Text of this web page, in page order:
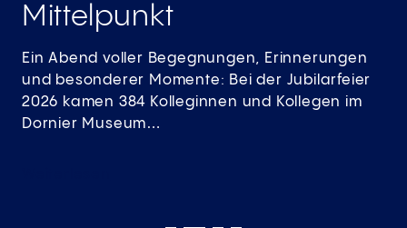
Mittelpunkt
Ein Abend voller Begegnungen, Erinnerungen
und besonderer Momente: Bei der Jubilarfeier
2026 kamen 384 Kolleginnen und Kollegen im
Dornier Museum…